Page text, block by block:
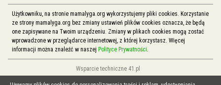
Użytkowniku, na stronie mamalyga.org wykorzystujemy pliki cookies. Korzystanie
ze strony mamalyga.org bez zmiany ustawień plików cookies oznacza, że będą
one zapisywane na Twoim urządzeniu. Zmiany w plikach cookies mogą zostać
wprowadzone w przeglądarce internetowej, z której korzystasz. Więcej
informacji można znaleźć w naszej Polityce Prywatności.
Wsparcie techniczne 41.pl